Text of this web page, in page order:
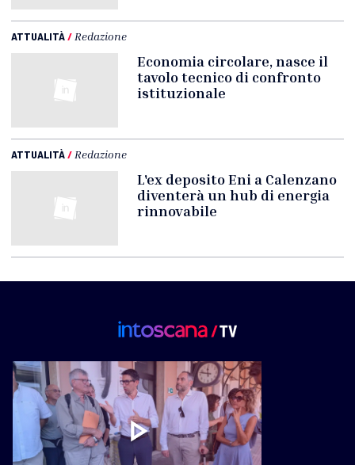
ATTUALITÀ/ Redazione
Economia circolare, nasce il
tavolo tecnico di confronto
istituzionale
ATTUALITÀ/ Redazione
L'ex deposito Eni a Calenzano
diventerà un hub di energia
rinnovabile